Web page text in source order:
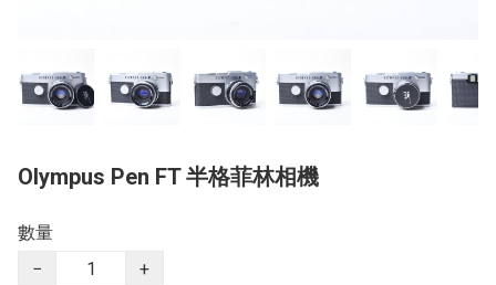
Olympus Pen FT 半格菲林相機
數量
−
+